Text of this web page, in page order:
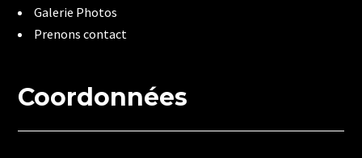
Galerie Photos
Prenons contact
Coordonnées